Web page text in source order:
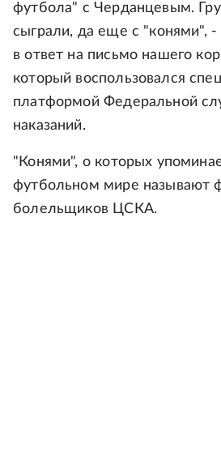
футбола" с Черданцевым.
сыграли, да еще с "конями",
в ответ на письмо нашего
который воспользовался
платформой Федеральной
наказаний.
"Конями", о которых
футбольном мире называют
болельщиков ЦСКА.